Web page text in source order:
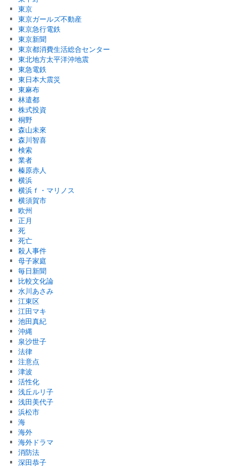
東京
東京ガールズ不動産
東京急行電鉄
東京新聞
東京都消費生活総合センター
東北地方太平洋沖地震
東急電鉄
東日本大震災
東麻布
林遣都
株式投資
桐野
森山未來
森川智喜
検索
業者
榛原赤人
横浜
横浜ｆ・マリノス
横須賀市
欧州
正月
死
死亡
殺人事件
母子家庭
毎日新聞
比較文化論
水川あさみ
江東区
江田マキ
池田真紀
沖縄
泉沙世子
法律
注意点
津波
活性化
浅丘ルリ子
浅田美代子
浜松市
海
海外
海外ドラマ
消防法
深田恭子